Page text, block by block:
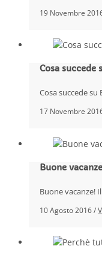
19 Novembre
Cosa succede
Cosa succede
17 Novembre
Buone
Buone vacanze!
10 Agosto 2016 /